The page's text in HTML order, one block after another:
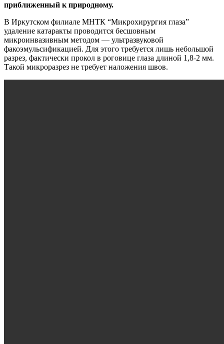
приближенный к природному.
В Иркутском филиале МНТК “Микрохирургия глаза”
удаление катаракты проводится бесшовным
микроинвазивным методом — ультразвуковой
факоэмульсификацией. Для этого требуется лишь небольшой
разрез, фактически прокол в роговице глаза длиной 1,8-2 мм.
Такой микроразрез не требует наложения швов.